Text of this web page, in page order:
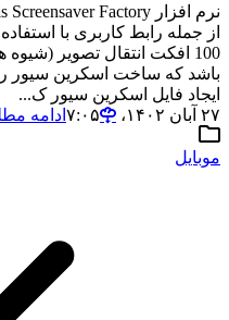
از جمله رابط کاربری با
100 افکت انتقال تصویر
باشد که ساخت اسکرین سیور
ایجاد فایل اسکرین سیور ک...
۲۷ آبان ۱۴۰۲،‏ ۷:۰۵
ادامه
موبایل